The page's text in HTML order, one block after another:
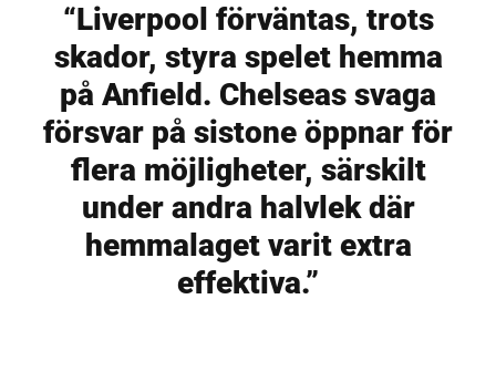
“Liverpool förväntas, trots
skador, styra spelet hemma
på Anfield. Chelseas svaga
försvar på sistone öppnar för
flera möjligheter, särskilt
under andra halvlek där
hemmalaget varit extra
effektiva.”